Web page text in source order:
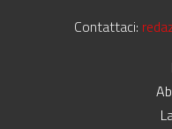
Contattaci: